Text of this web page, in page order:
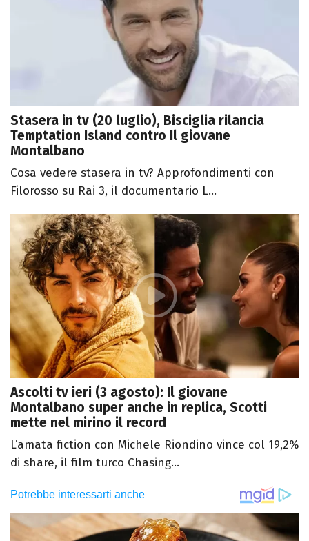
Stasera in tv (20 luglio), Bisciglia rilancia
Temptation Island contro Il giovane
Montalbano
Cosa vedere stasera in tv? Approfondimenti con
Filorosso su Rai 3, il documentario L...
Ascolti tv ieri (3 agosto): Il giovane
Montalbano super anche in replica, Scotti
mette nel mirino il record
L’amata fiction con Michele Riondino vince col 19,2%
di share, il film turco Chasing...